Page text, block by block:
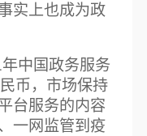
实上也成为政
中国政务服务
币，市场保持
台服务的内容
一网监管到疫